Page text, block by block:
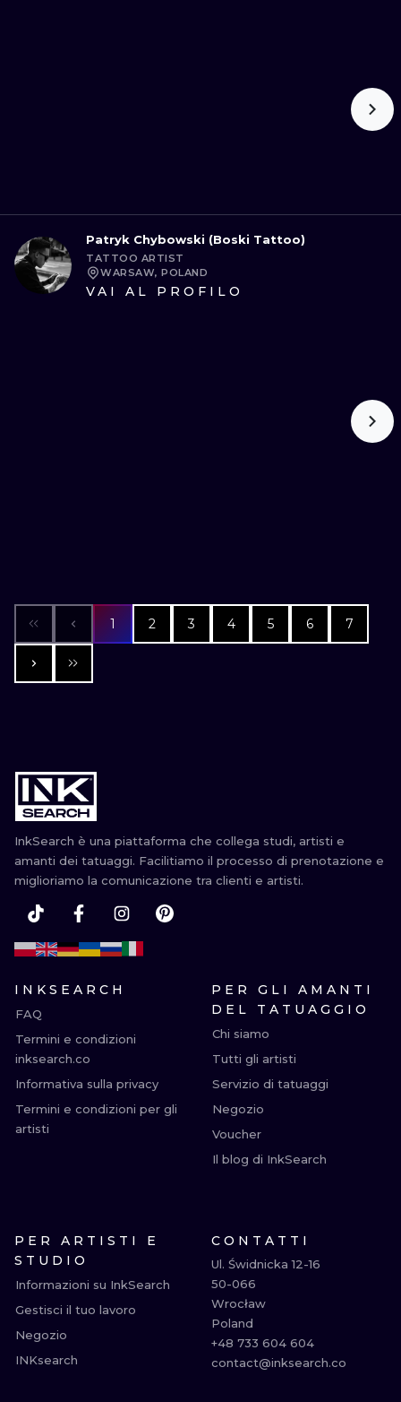
Patryk Chybowski (Boski Tattoo)
TATTOO ARTIST
WARSAW, POLAND
VAI AL PROFILO
1 2 3 4 5 6 7
InkSearch è una piattaforma che collega studi, artisti e
amanti dei tatuaggi. Facilitiamo il processo di prenotazione e
miglioriamo la comunicazione tra clienti e artisti.
INKSEARCH
FAQ
Termini e condizioni
inksearch.co
Informativa sulla privacy
Termini e condizioni per gli
artisti
PER GLI AMANTI
DEL TATUAGGIO
Chi siamo
Tutti gli artisti
Servizio di tatuaggi
Negozio
Voucher
Il blog di InkSearch
PER ARTISTI E
STUDIO
Informazioni su InkSearch
Gestisci il tuo lavoro
Negozio
INKsearch
CONTATTI
Ul. Świdnicka 12-16
50-066
Wrocław
Poland
+48 733 604 604
contact@inksearch.co